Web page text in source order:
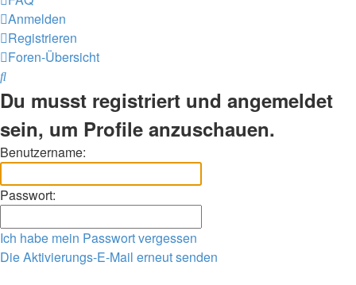
Anmelden
Registrieren
Foren-Übersicht
Suche
Du musst registriert und angemeldet
sein, um Profile anzuschauen.
Benutzername:
Passwort:
Ich habe mein Passwort vergessen
Die Aktivierungs-E-Mail erneut senden